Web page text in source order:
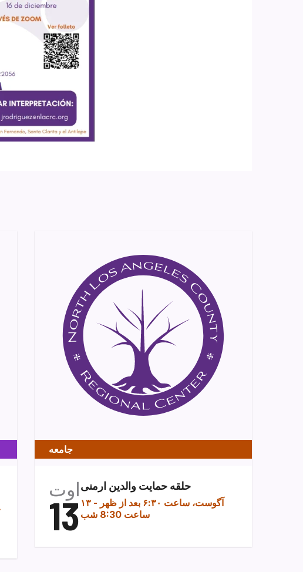
جامعه
اوت
13
حلقه حمایت والدین ارمنی
۱۳ آگوست، ساعت ۶:۳۰ بعد از ظهر
-
ساعت 8:30 شب